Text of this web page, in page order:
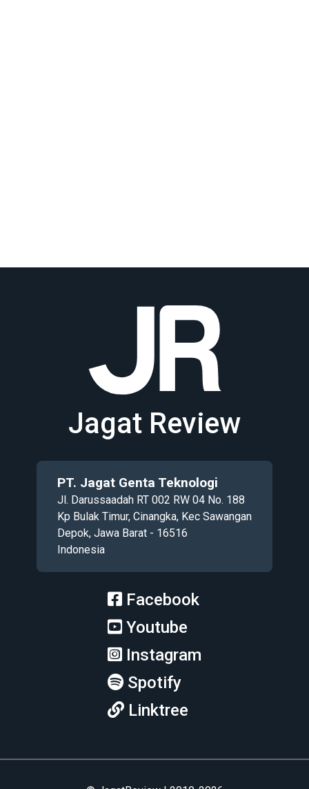
Jagat Review
PT. Jagat Genta Teknologi
Jl. Darussaadah RT 002 RW 04 No. 188
Kp Bulak Timur, Cinangka, Kec Sawangan
Depok, Jawa Barat - 16516
Indonesia
Facebook
Youtube
Instagram
Spotify
Linktree